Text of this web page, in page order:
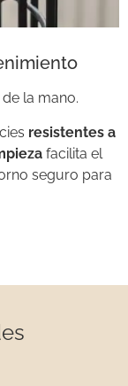
la mano.
resistentes a
facilita el
seguro para